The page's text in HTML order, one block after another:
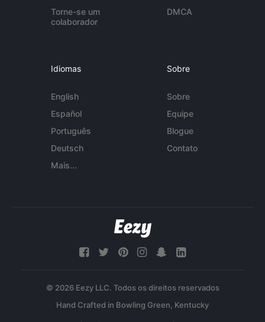
Torne-se um
colaborador
DMCA
Idiomas
English
Español
Português
Deutsch
Mais...
Sobre
Sobre
Equipe
Blogue
Contato
© 2026 Eezy LLC. Todos os direitos reservados